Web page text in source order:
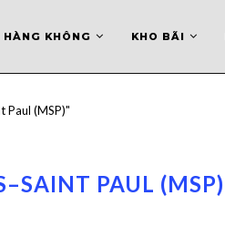
HÀNG KHÔNG KHO BÃI
Paul (MSP)"
PAUL (MSP)